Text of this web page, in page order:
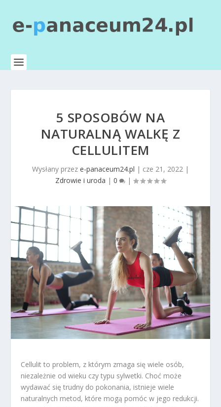
5 SPOSOBÓW NA
NATURALNĄ WALKĘ Z
CELLULITEM
Wysłany przez e-panaceum24.pl | cze 21, 2022 |
Zdrowie i uroda | 0 |
Cellulit to problem, z którym zmaga się wiele osób,
niezależnie od wieku czy typu sylwetki. Choć może
wydawać się trudny do pokonania, istnieje wiele
naturalnych metod, które mogą pomóc w jego redukcji.